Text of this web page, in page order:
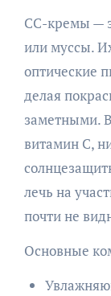
CC-кремы —
или муссы.
оптические
делая
заметными. В
витамин C,
лечь на
почти не
Основные